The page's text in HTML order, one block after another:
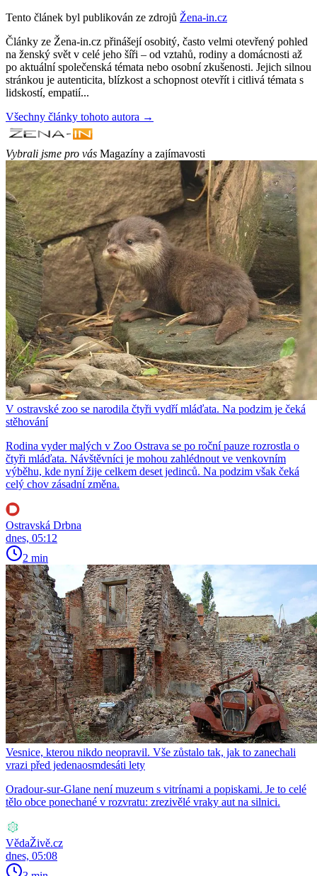
Tento článek byl publikován ze zdrojů Žena-in.cz
Články ze Žena-in.cz přinášejí osobitý, často velmi otevřený pohled
na ženský svět v celé jeho šíři – od vztahů, rodiny a domácnosti až
po aktuální společenská témata nebo osobní zkušenosti. Jejich silnou
stránkou je autenticita, blízkost a schopnost otevřít i citlivá témata s
lidskostí, empatií...
Všechny články tohoto autora →
Vybrali jsme pro vás Magazíny a zajímavosti
V ostravské zoo se narodila čtyři vydří mláďata. Na podzim je čeká
stěhování
Rodina vyder malých v Zoo Ostrava se po roční pauze rozrostla o
čtyři mláďata. Návštěvníci je mohou zahlédnout ve venkovním
výběhu, kde nyní žije celkem deset jedinců. Na podzim však čeká
celý chov zásadní změna.
Ostravská Drbna
dnes, 05:12
2 min
Vesnice, kterou nikdo neopravil. Vše zůstalo tak, jak to zanechali
vrazi před jedenaosmdesáti lety
Oradour-sur-Glane není muzeum s vitrínami a popiskami. Je to celé
tělo obce ponechané v rozvratu: zrezivělé vraky aut na silnici.
VědaŽivě.cz
dnes, 05:08